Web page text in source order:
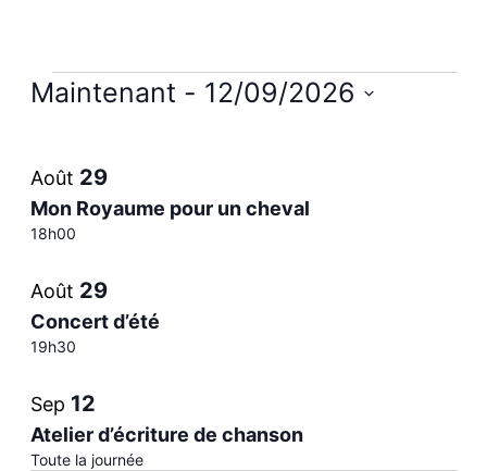
Évènements
Maintenant - 12/09/2026
date
List
of
events
in
Photo
View
Août 29
Mon Royaume pour un cheval
18h00
Août 29
Concert d’été
19h30
Sep 12
Atelier d’écriture de chanson
Toute la journée